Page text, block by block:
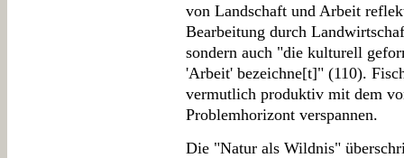
von Landschaft und Arbeit
Bearbeitung durch
sondern auch "die kulturell
'Arbeit' bezeichne[t]" (110).
vermutlich produktiv mit dem
Problemhorizont verspannen.
Die "Natur als Wildnis"